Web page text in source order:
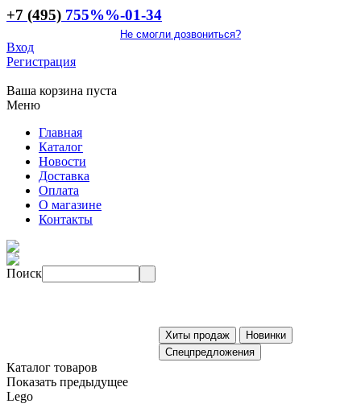
+7 (495) 755%%-01-34
Не смогли дозвониться?
Вход
Регистрация
Ваша корзина пуста
Меню
Главная
Каталог
Новости
Доставка
Оплата
О магазине
Контакты
Поиск
Каталог товаров
Показать предыдущее
Lego